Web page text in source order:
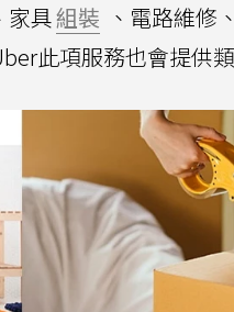
家具組裝 、電路維修
此項服務也會提供